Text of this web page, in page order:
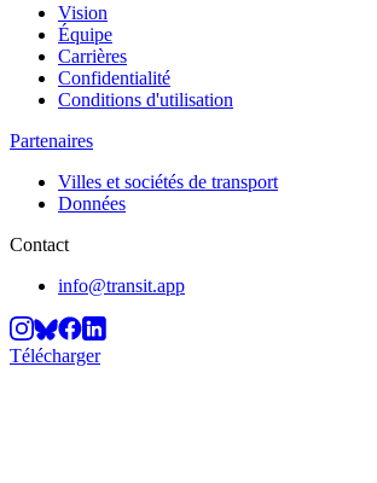
Vision
Équipe
Carrières
Confidentialité
Conditions d'utilisation
Partenaires
Villes et sociétés de transport
Données
Contact
info@transit.app
Télécharger